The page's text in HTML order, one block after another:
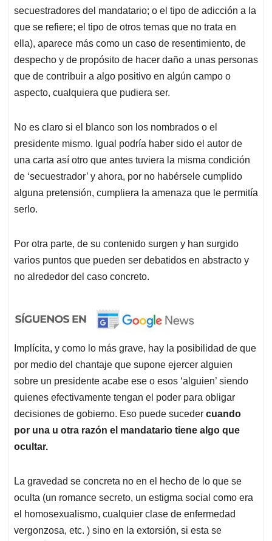
secuestradores del mandatario; o el tipo de adicción a la
que se refiere; el tipo de otros temas que no trata en
ella), aparece más como un caso de resentimiento, de
despecho y de propósito de hacer daño a unas personas
que de contribuir a algo positivo en algún campo o
aspecto, cualquiera que pudiera ser.
No es claro si el blanco son los nombrados o el
presidente mismo. Igual podría haber sido el autor de
una carta así otro que antes tuviera la misma condición
de ‘secuestrador’ y ahora, por no habérsele cumplido
alguna pretensión, cumpliera la amenaza que le permitía
serlo.
Por otra parte, de su contenido surgen y han surgido
varios puntos que pueden ser debatidos en abstracto y
no alrededor del caso concreto.
Implícita, y como lo más grave, hay la posibilidad de que
por medio del chantaje que supone ejercer alguien
sobre un presidente acabe ese o esos ‘alguien’ siendo
quienes efectivamente tengan el poder para obligar
decisiones de gobierno. Eso puede suceder cuando
por una u otra razón el mandatario tiene algo que
ocultar.
La gravedad se concreta no en el hecho de lo que se
oculta (un romance secreto, un estigma social como era
el homosexualismo, cualquier clase de enfermedad
vergonzosa, etc. ) sino en la extorsión, si esta se